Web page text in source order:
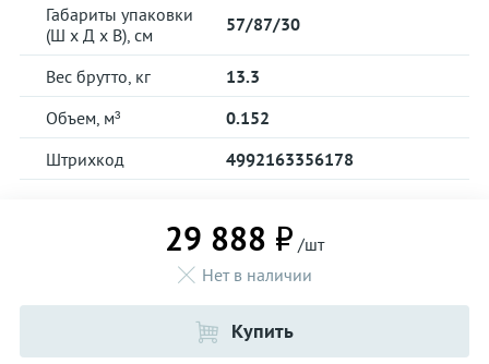
Габариты упаковки
(Ш х Д х В), см
57/87/30
Вес брутто, кг
13.3
Объем, м³
0.152
Штрихкод
4992163356178
29 888 ₽ /шт
Нет в наличии
Купить